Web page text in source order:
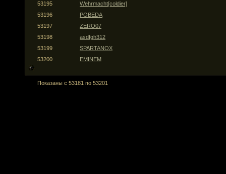
53195
Wehrmacht[coldier]
53196
POBEDA
53197
ZERO07
53198
asdfgh312
53199
SPARTANOX
53200
EMINEM
Показаны с 53181 по 53201